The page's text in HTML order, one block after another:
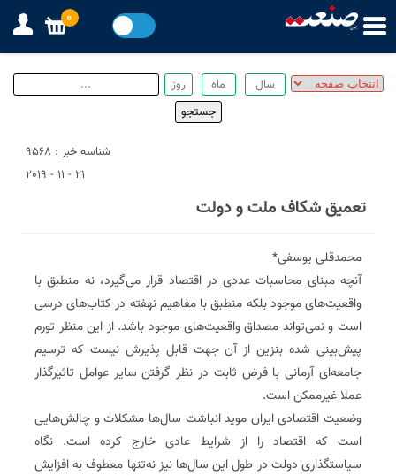
شناسه خبر : 9568
21 - 11 - 2019
تعمیق شکاف ملت و دولت
محمدقلی یوسفی*
آنچه مبنای محاسبات عددی در اقتصاد قرار می‌گیرد، نه منطبق با
واقعیت‌های موجود بلکه منطبق با مفاهیم نهفته در کتاب‌های درسی
است و نمی‌تواند مصداق واقعیت‌های موجود باشد. از این منظر تورم
پیش‌بینی شده بنزین از آن جهت قابل پذیرش نیست که ترسیم
جامعه‌ای آرمانی با فرض ثابت در نظر گرفتن سایر عوامل تاثیرگذار
عملا غیرممکن است.
وضعیت اقتصادی ایران موید انباشت سال‌ها مشکلات و چالش‌هایی
است که اقتصاد را از شرایط عادی خارج کرده است. نگاه
سیاستگذاری دولت در طول این سال‌ها نیز نه‌تنها معطوف به افزایش
0